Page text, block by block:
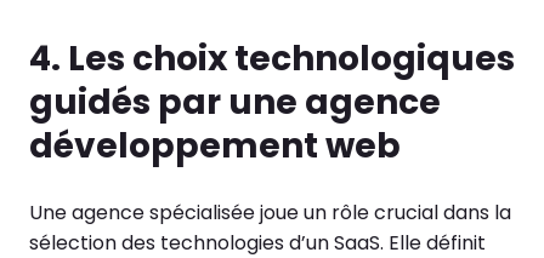
4. Les choix technologiques
guidés par une agence
développement web
Une agence spécialisée joue un rôle crucial dans la
sélection des technologies d’un SaaS. Elle définit